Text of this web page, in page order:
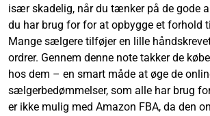
især skadelig, når du tænker på de gode
du har brug for for at opbygge et forhold
Mange sælgere tilføjer en lille
ordrer. Gennem denne note takker de
hos dem – en smart måde at øge de
sælgerbedømmelser, som alle har brug
er ikke mulig med Amazon FBA, da den